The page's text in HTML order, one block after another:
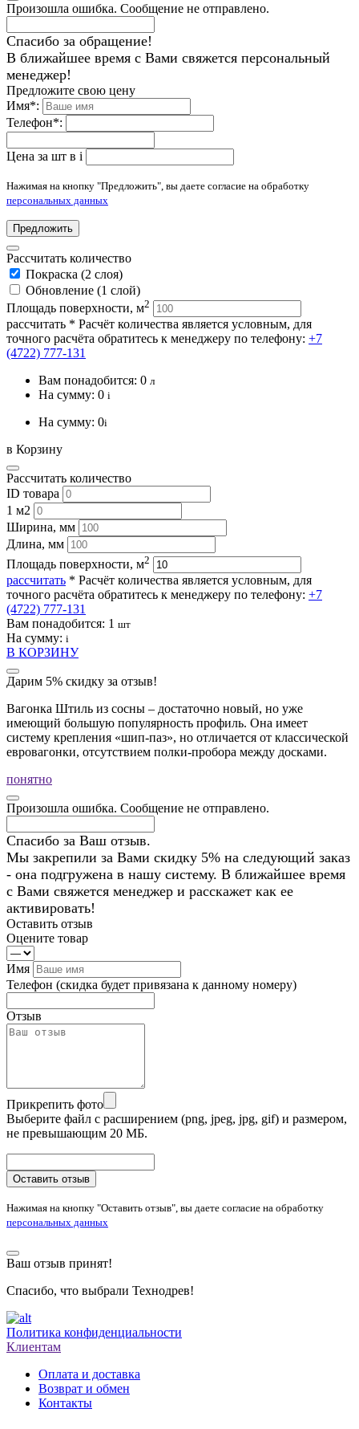
Произошла ошибка. Сообщение не отправлено.
Спасибо за обращение!
В ближайшее время с Вами свяжется персональный
менеджер!
Предложите свою цену
Имя*:
Телефон*:
Цена за шт в i
Нажимая на кнопку "Предложить", вы даете согласие на обработку
персональных данных
Предложить
Рассчитать количество
Покраска (2 слоя)
Обновление (1 слой)
Площадь поверхности, м2
рассчитать * Расчёт количества является условным, для
точного расчёта обратитесь к менеджеру по телефону: +7
(4722) 777-131
Вам понадобится: 0 л
На сумму: 0 i
На сумму: 0i
в Корзину
Рассчитать количество
ID товара
1 м2
Ширина, мм
Длина, мм
Площадь поверхности, м2
рассчитать * Расчёт количества является условным, для
точного расчёта обратитесь к менеджеру по телефону: +7
(4722) 777-131
Вам понадобится: 1 шт
На сумму: i
В КОРЗИНУ
Дарим 5% скидку за отзыв!
Вагонка Штиль из сосны – достаточно новый, но уже
имеющий большую популярность профиль. Она имеет
систему крепления «шип-паз», но отличается от классической
евровагонки, отсутствием полки-пробора между досками.
понятно
Произошла ошибка. Сообщение не отправлено.
Спасибо за Ваш отзыв.
Мы закрепили за Вами скидку 5% на следующий заказ
- она подгружена в нашу систему. В ближайшее время
с Вами свяжется менеджер и расскажет как ее
активировать!
Оставить отзыв
Оцените товар
Имя
Телефон (скидка будет привязана к данному номеру)
Отзыв
Прикрепить фото
Выберите файл с расширением (png, jpeg, jpg, gif) и размером,
не превышающим 20 МБ.
Оставить отзыв
Нажимая на кнопку "Оставить отзыв", вы даете согласие на обработку
персональных данных
Ваш отзыв принят!
Спасибо, что выбрали Технодрев!
Политика конфиденциальности
Клиентам
Оплата и доставка
Возврат и обмен
Контакты